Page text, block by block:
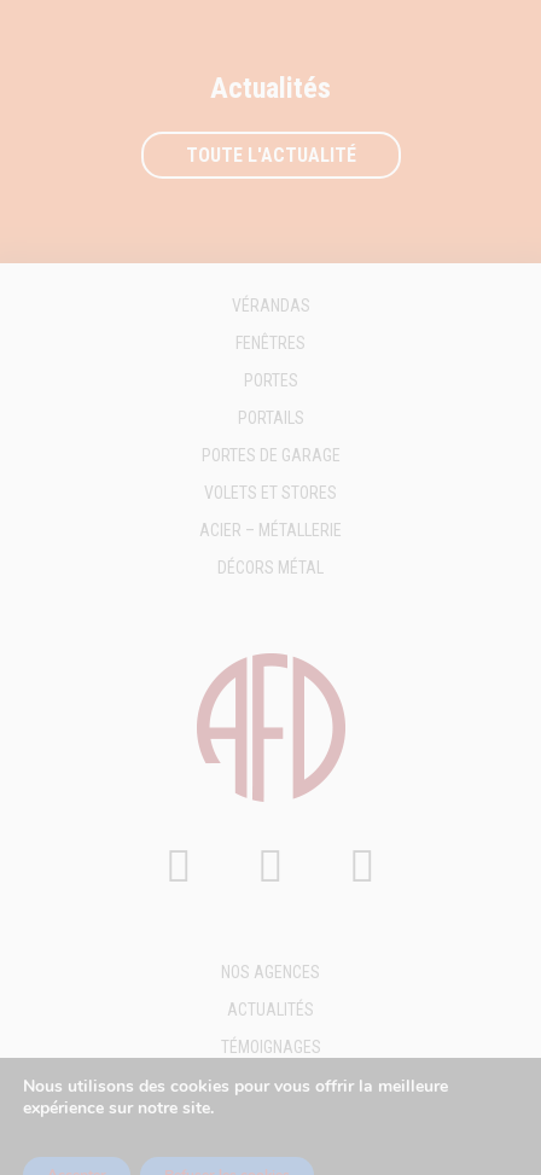
Actualités
TOUTE L'ACTUALITÉ
VÉRANDAS
FENÊTRES
PORTES
PORTAILS
PORTES DE GARAGE
VOLETS ET STORES
ACIER – MÉTALLERIE
DÉCORS MÉTAL
NOS AGENCES
ACTUALITÉS
TÉMOIGNAGES
FAQ
MENTIONS LÉGALES
Nous utilisons des cookies pour vous offrir la meilleure
expérience sur notre site.